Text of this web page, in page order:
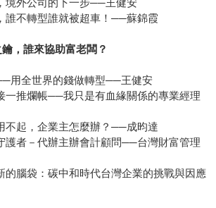
境外公司的下一步──王健安
誰不轉型誰就被超車！──蘇錦霞
，誰來協助富老闆？
用全世界的錢做轉型──王健安
一推爛帳──我只是有血緣關係的專業經理
不起，企業主怎麼辦？──成昀達
護者－代辦主辦會計顧問──台灣財富管理
的腦袋：碳中和時代台灣企業的挑戰與因應